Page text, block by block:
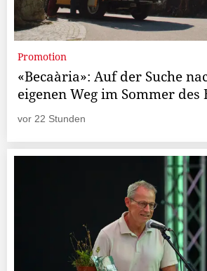
Promotion
«Becaària»: Auf der Suche
eigenen Weg im Sommer des
vor 22 Stunden